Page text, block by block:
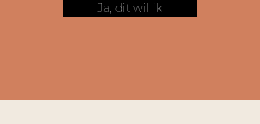
Ja, dit wil ik